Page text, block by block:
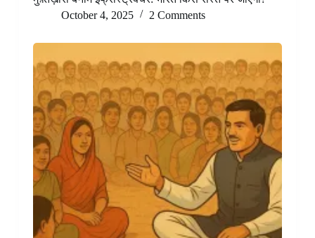
October 4, 2025
2 Comments